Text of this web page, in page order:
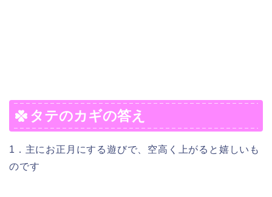
タテのカギの答え
1．主にお正月にする遊びで、空高く上がると嬉しいも
のです